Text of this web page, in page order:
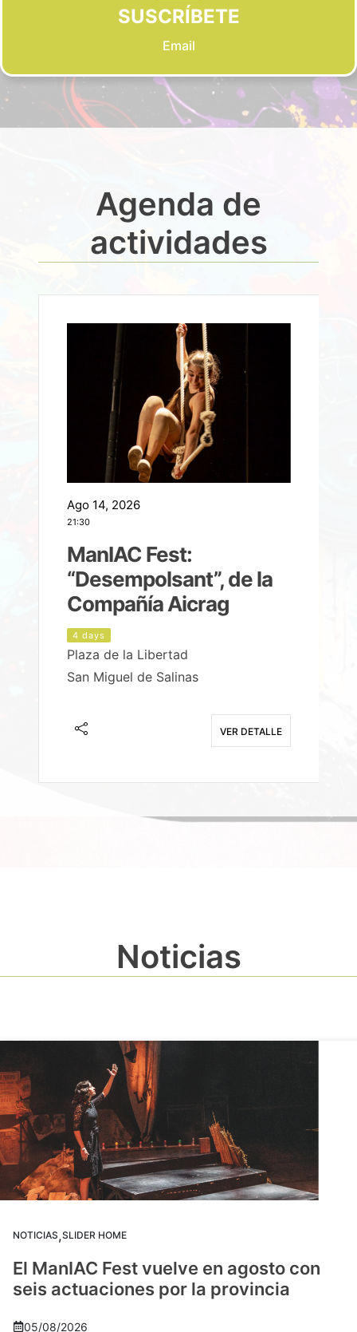
SUSCRÍBETE
Email
Agenda de
actividades
Ago 14, 2026
21:30
ManIAC Fest:
“Desempolsant”, de la
Compañía Aicrag
4 days
Plaza de la Libertad
San Miguel de Salinas
VER DETALLE
Noticias
NOTICIAS,SLIDER HOME
El ManIAC Fest vuelve en agosto con
seis actuaciones por la provincia
05/08/2026